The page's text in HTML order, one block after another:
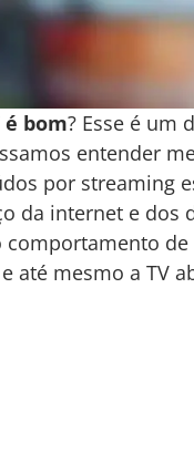
bom? Esse é um
entender
por streaming
da internet e
até mesmo a TV